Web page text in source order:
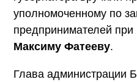
уполномоченному по
предпринимателей при
Максиму Фатееву.
Глава администрации